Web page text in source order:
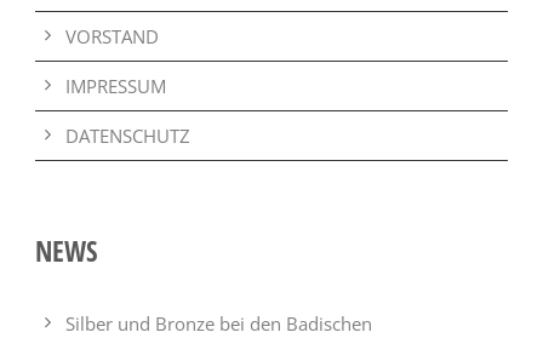
VORSTAND
IMPRESSUM
DATENSCHUTZ
NEWS
Silber und Bronze bei den Badischen